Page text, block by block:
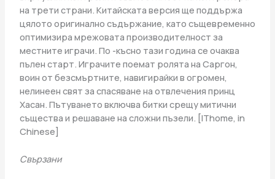
на трети страни. Китайската версия ще поддържа
цялото оригинално съдържание, като същевременно
оптимизира мрежовата производителност за
местните играчи. По -късно тази година се очаква
пълен старт. Играчите поемат ролята на Саргон,
воин от безсмъртните, навигирайки в огромен,
нелинеен свят за спасяване на отвлечения принц
Хасан. Пътуването включва битки срещу митични
същества и решаване на сложни пъзели. [IThome, in
Chinese]
Свързани